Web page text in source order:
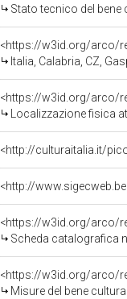
Stato tecnico del bene
<https://w3id.org/arco/
Italia, Calabria, CZ,
<https://w3id.org/arco/
Localizzazione fisica
<http://culturaitalia.it/
<http://
<https://w3id.org/arco/
Scheda catalografica
<https://w3id.org/arco/
Misure del bene